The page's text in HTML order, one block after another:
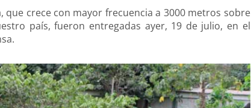
que crece con mayor frecuencia a 3000 metros sobre
país, fueron entregadas ayer, 19 de julio, en el